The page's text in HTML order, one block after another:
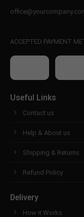
ACCEPTED PAYMENT
Useful Links
Contact us
Help & About us
Shipping & Returns
Refund Policy
Delivery
How it Works